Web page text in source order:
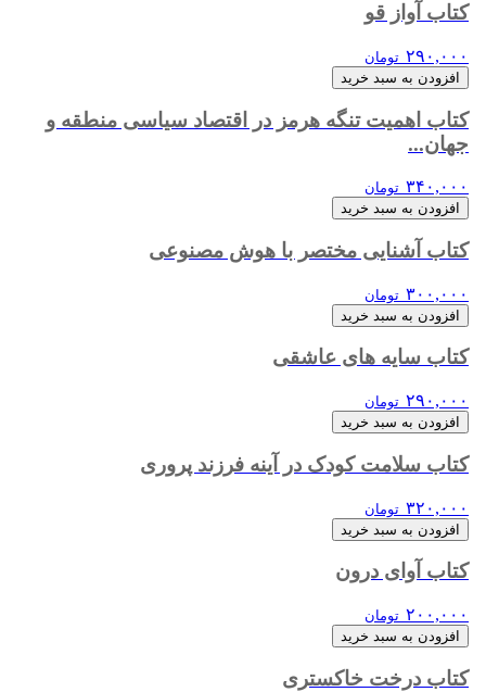
کتاب آواز قو
۲۹۰,۰۰۰ تومان
افزودن به سبد خرید
‏‫کتاب اهمیت تنگه هرمز در اقتصاد سیاسی منطقه و
جهان...
۳۴۰,۰۰۰ تومان
افزودن به سبد خرید
کتاب آشنایی مختصر با هوش مصنوعی
۳۰۰,۰۰۰ تومان
افزودن به سبد خرید
کتاب سایه های عاشقی
۲۹۰,۰۰۰ تومان
افزودن به سبد خرید
کتاب سلامت کودک در آینه فرزند پروری
۳۲۰,۰۰۰ تومان
افزودن به سبد خرید
کتاب آوای درون
۲۰۰,۰۰۰ تومان
افزودن به سبد خرید
کتاب درخت خاکستری